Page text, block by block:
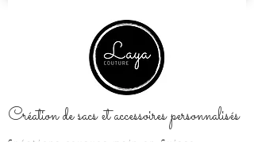
Création de sacs et accessoires personnalisés